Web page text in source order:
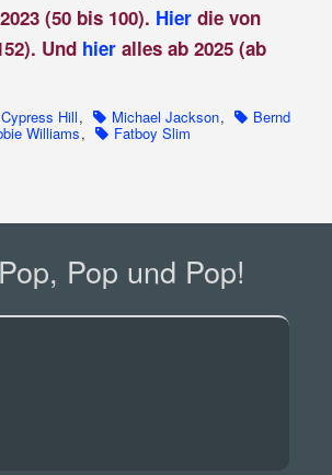
(50 bis 100). Hier die von
Und hier alles ab 2025 (ab
Cypress Hill, Michael Jackson, Bernd
Williams, Fatboy Slim
Pop und Pop!